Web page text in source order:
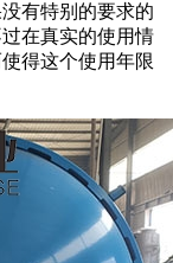
有特别的要求的
过在真实的使用情
得这个使用年限